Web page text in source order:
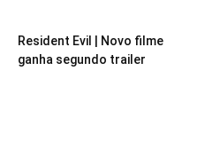
Resident Evil | Novo filme
ganha segundo trailer